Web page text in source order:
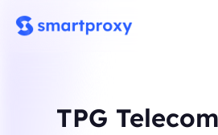
TPG